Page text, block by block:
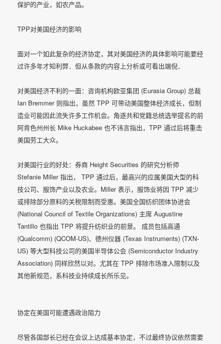
保护的产业，如农产品。
TPP对美国经济的影响
面对一个如此复杂的经济协定，其对美国经济的具体影响可能要经
过许多年才知利弊．但从条款的内容上分析或可看出端倪．
对美国经济不利的一面：咨询机构欧亚集团 (Eurasia Group) 总裁
Ian Bremmer 则指出，虽然 TPP 可带动美国整体经济成长，但制
造业可能因此流失许多工作机会。角逐共和党籍总统选举提名的前
阿肯色州州长 Mike Huckabee 也不讳言指出，TPP 通过后将重击
美国劳工大众。
对美国行业的好处：券商 Height Securities 的研究分析师
Stefanie Miller 指出， TPP 通过后，最高兴的应属美国大型的科
技公司、服饰产业以及农业。Miller 表示，服饰业将因 TPP 减少
或排除部分原料的关税限制而受惠。美国全国纺织团体协进会
(National Council of Textile Organizations) 主席 Augustine
Tantillo 也指出 TPP 将提升纺织业的前景。 成员包括高通
(Qualcomm) (QCOM-US)、德州仪器 (Texas Instruments) (TXN-
US) 等大型科技公司的美国半导体公会 (Semiconductor Industry
Association) 同样欣然以对。尤其在 TPP 排除市场准入限制以及
其他新规范，系科技业持续成长所乐见。
协定在美国可能遭遇政治阻力
尽管各国部长已经在会议上达成基本协定，不过最终协议依然需要